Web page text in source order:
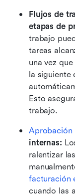
Flujos de
etapas de
trabajo
tareas
una vez
la siguiente
Esto
trabajo.
Aprobación
internas:
ralentizar
facturación
cuando las